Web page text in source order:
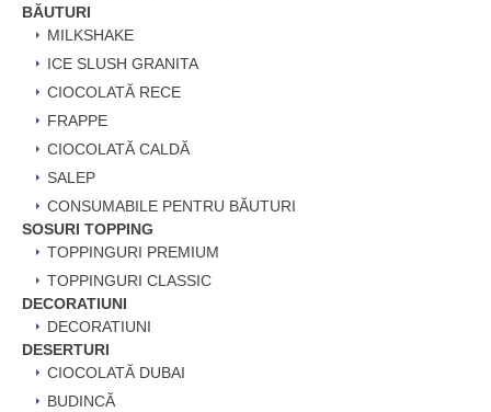
BĂUTURI
MILKSHAKE
ICE SLUSH GRANITA
CIOCOLATĂ RECE
FRAPPE
CIOCOLATĂ CALDĂ
SALEP
CONSUMABILE PENTRU BĂUTURI
SOSURI TOPPING
TOPPINGURI PREMIUM
TOPPINGURI CLASSIC
DECORATIUNI
DECORATIUNI
DESERTURI
CIOCOLATĂ DUBAI
BUDINCĂ